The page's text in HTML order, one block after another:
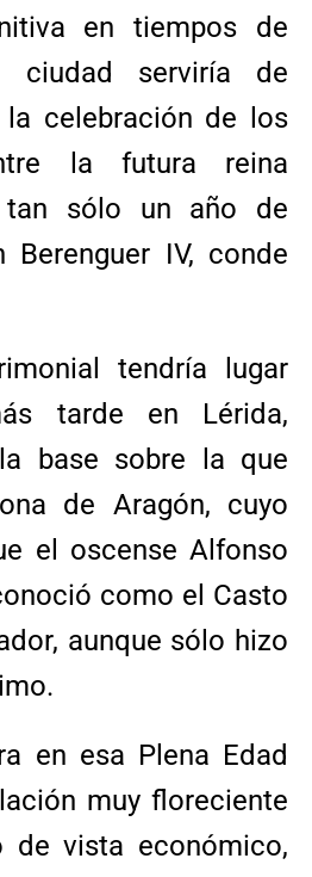
en tiempos de
ciudad serviría de
la celebración de los
la futura reina
tan sólo un año de
Berenguer IV, conde
tendría lugar
tarde en Lérida,
base sobre la que
de Aragón, cuyo
el oscense Alfonso
como el Casto
aunque sólo hizo
en esa Plena Edad
muy floreciente
de vista económico,